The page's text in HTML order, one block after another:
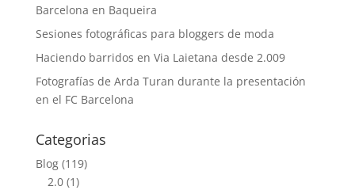
Barcelona en Baqueira
Sesiones fotográficas para bloggers de moda
Haciendo barridos en Via Laietana desde 2.009
Fotografías de Arda Turan durante la presentación
en el FC Barcelona
Categorias
Blog(119)
2.0(1)